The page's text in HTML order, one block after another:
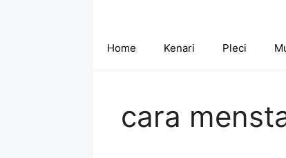
Home Kenari Pleci
cara